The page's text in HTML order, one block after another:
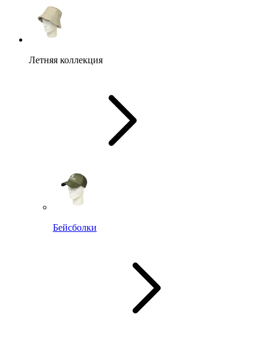
Летняя коллекция
Бейсболки